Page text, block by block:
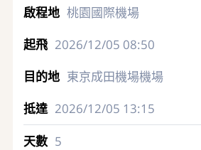
桃園國際機場
2026/12/05 08:50
東京成田機場機場
2026/12/05 13:15
5